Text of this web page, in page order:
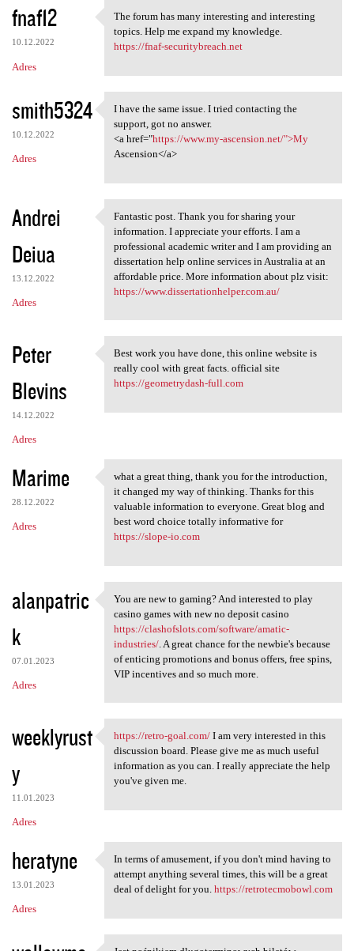
fnaf12
10.12.2022
Adres
The forum has many
The forum has many interesting and interesting
topics. Help me expand my knowledge.
https://fnaf-securitybreach.net
smith5324
10.12.2022
Adres
I have the same issue. I
I have the same issue. I tried contacting the
support, got no answer.
<a href="https://www.my-ascension.net/">My
Ascension</a>
Andrei
Deiua
13.12.2022
Adres
Fantastic post. Thank you for
Fantastic post. Thank you for sharing your
information. I appreciate your efforts. I am a
professional academic writer and I am providing an
dissertation help online services in Australia at an
affordable price. More information about plz visit:
https://www.dissertationhelper.com.au/
Peter
Blevins
14.12.2022
Adres
Best work you have done, this
Best work you have done, this online website is
really cool with great facts. official site
https://geometrydash-full.com
Marime
28.12.2022
Adres
what a great thing, thank you
what a great thing, thank you for the introduction,
it changed my way of thinking. Thanks for this
valuable information to everyone. Great blog and
best word choice totally informative for
https://slope-io.com
alanpatric
k
07.01.2023
Adres
You are new to gaming? And
You are new to gaming? And interested to play
casino games with new no deposit casino
https://clashofslots.com/software/amatic-
industries/. A great chance for the newbie's because
of enticing promotions and bonus offers, free spins,
VIP incentives and so much more.
weeklyrust
y
11.01.2023
Adres
https://retro-goal.com/ I am
https://retro-goal.com/I am very interested in this
discussion board. Please give me as much useful
information as you can. I really appreciate the help
you've given me.
heratyne
13.01.2023
Adres
In terms of amusement, if you
In terms of amusement, if you don't mind having to
attempt anything several times, this will be a great
deal of delight for you. https://retrotecmobowl.com